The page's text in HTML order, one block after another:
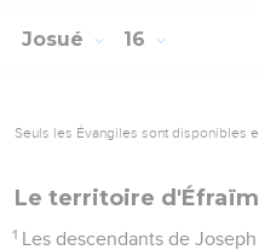
Josué 16
Seuls les Évangiles sont disponibles
Le territoire
1 Les descendants de